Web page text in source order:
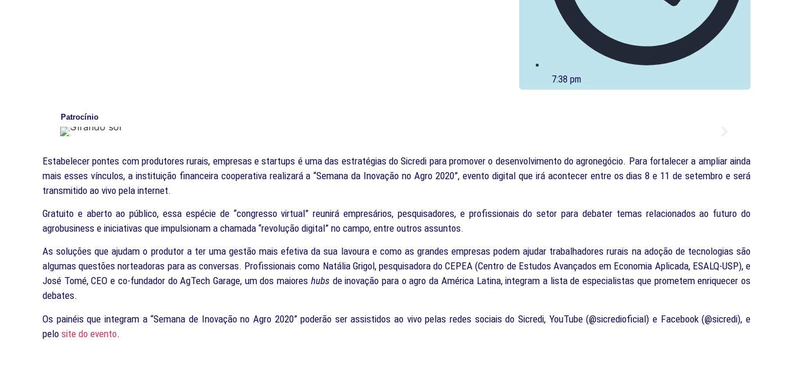
7:38 pm
Patrocínio
Estabelecer pontes com produtores rurais, empresas e startups é uma das estratégias do Sicredi para promover o desenvolvimento do agronegócio. Para fortalecer a ampliar ainda
mais esses vínculos, a instituição financeira cooperativa realizará a “Semana da Inovação no Agro 2020”, evento digital que irá acontecer entre os dias 8 e 11 de setembro e será
transmitido ao vivo pela internet.
Gratuito e aberto ao público, essa espécie de “congresso virtual” reunirá empresários, pesquisadores, e profissionais do setor para debater temas relacionados ao futuro do
agrobusiness e iniciativas que impulsionam a chamada “revolução digital” no campo, entre outros assuntos.
As soluções que ajudam o produtor a ter uma gestão mais efetiva da sua lavoura e como as grandes empresas podem ajudar trabalhadores rurais na adoção de tecnologias são
algumas questões norteadoras para as conversas. Profissionais como Natália Grigol, pesquisadora do CEPEA (Centro de Estudos Avançados em Economia Aplicada, ESALQ-USP), e
José Tomé, CEO e co-fundador do AgTech Garage, um dos maiores hubs de inovação para o agro da América Latina, integram a lista de especialistas que prometem enriquecer os
debates.
Os painéis que integram a “Semana de Inovação no Agro 2020” poderão ser assistidos ao vivo pelas redes sociais do Sicredi, YouTube (@sicredioficial) e Facebook (@sicredi), e
pelo site do evento.